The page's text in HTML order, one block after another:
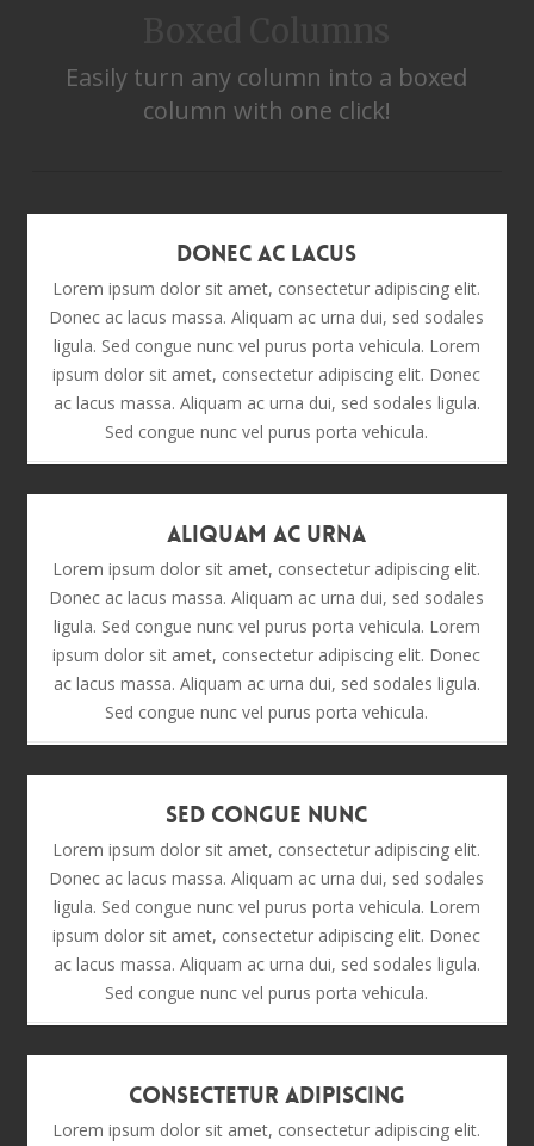
Easily turn any column into a boxed
column with one click!
Donec Ac Lacus
Lorem ipsum dolor sit amet, consectetur adipiscing elit.
Donec ac lacus massa. Aliquam ac urna dui, sed sodales
ligula. Sed congue nunc vel purus porta vehicula. Lorem
ipsum dolor sit amet, consectetur adipiscing elit. Donec
ac lacus massa. Aliquam ac urna dui, sed sodales ligula.
Sed congue nunc vel purus porta vehicula.
Aliquam Ac Urna
Lorem ipsum dolor sit amet, consectetur adipiscing elit.
Donec ac lacus massa. Aliquam ac urna dui, sed sodales
ligula. Sed congue nunc vel purus porta vehicula. Lorem
ipsum dolor sit amet, consectetur adipiscing elit. Donec
ac lacus massa. Aliquam ac urna dui, sed sodales ligula.
Sed congue nunc vel purus porta vehicula.
Sed Congue Nunc
Lorem ipsum dolor sit amet, consectetur adipiscing elit.
Donec ac lacus massa. Aliquam ac urna dui, sed sodales
ligula. Sed congue nunc vel purus porta vehicula. Lorem
ipsum dolor sit amet, consectetur adipiscing elit. Donec
ac lacus massa. Aliquam ac urna dui, sed sodales ligula.
Sed congue nunc vel purus porta vehicula.
Consectetur Adipiscing
Lorem ipsum dolor sit amet, consectetur adipiscing elit.